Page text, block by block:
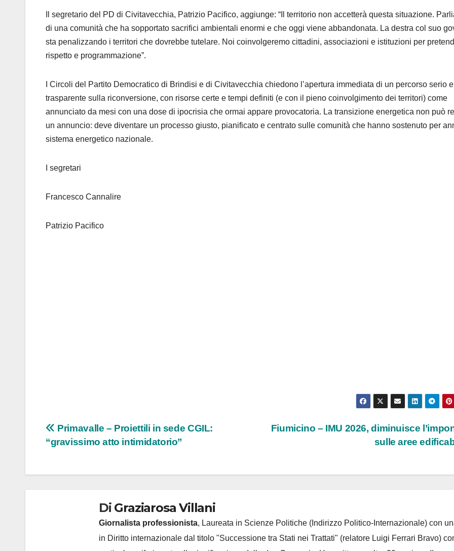
Il segretario del PD di Civitavecchia, Patrizio Pacifico, aggiunge: “Il territorio non accetterà questa situazione.
di una comunità che ha sopportato sacrifici ambientali enormi e che oggi viene abbandonata. La destra col suo
sta penalizzando i territori che dovrebbe tutelare. Noi coinvolgeremo cittadini, associazioni e istituzioni per
rispetto e programmazione”.
I Circoli del Partito Democratico di Brindisi e di Civitavecchia chiedono l’apertura immediata di un percorso serio e
trasparente sulla riconversione, con risorse certe e tempi definiti (e con il pieno coinvolgimento dei territori) come
annunciato da mesi con una dose di ipocrisia che ormai appare provocatoria. La transizione energetica non può
un annuncio: deve diventare un processo giusto, pianificato e centrato sulle comunità che hanno sostenuto per
sistema energetico nazionale.
I segretari
Francesco Cannalire
Patrizio Pacifico
Navigazione
articoli
Fiumicino – IMU 2026, diminuisce
sulle aree
Primavalle – Proiettili in sede CGIL:
“gravissimo atto intimidatorio”
Di Graziarosa Villani
Giornalista professionista, Laureata in Scienze Politiche (Indirizzo Politico-Internazionale) con
in Diritto internazionale dal titolo "Successione tra Stati nei Trattati" (relatore Luigi Ferrari Bravo)